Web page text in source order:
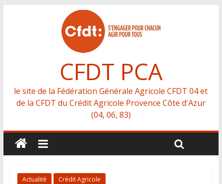
CFDT PCA
le site de la Fédération Générale Agricole CFDT 04 et
de la CFDT du Crédit Agricole Provence Côte d'Azur
(04, 06, 83)
Actualité Crédit Agricole